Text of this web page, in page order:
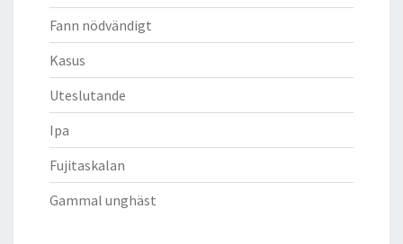
Fann nödvändigt
Kasus
Uteslutande
Ipa
Fujitaskalan
Gammal unghäst